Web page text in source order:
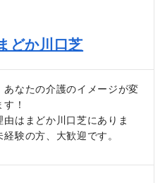
どか川口芝
あなたの介護のイメージが変
！
由はまどか川口芝にありま
経験の方、大歓迎です。